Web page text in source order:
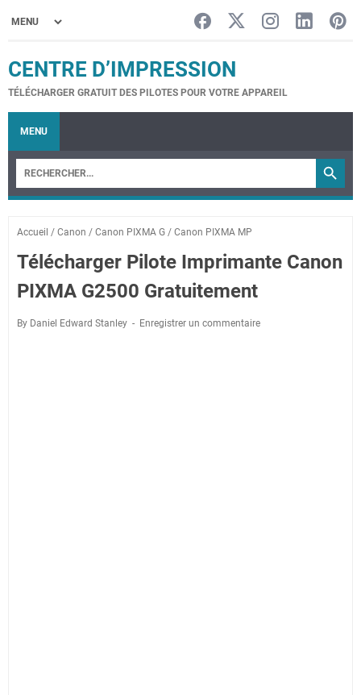
CENTRE D’IMPRESSION
TÉLÉCHARGER GRATUIT DES PILOTES POUR VOTRE APPAREIL
MENU
Accueil / Canon / Canon PIXMA G / Canon PIXMA MP
Télécharger Pilote Imprimante Canon
PIXMA G2500 Gratuitement
By Daniel Edward Stanley Enregistrer un commentaire